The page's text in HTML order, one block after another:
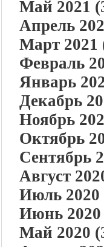
Май 2021
Апрель
Март 2021
Февраль
Январь
Декабрь
Ноябрь
Октябрь
Сентябрь
Август
Июль 2020
Июнь 2020
Май 2020